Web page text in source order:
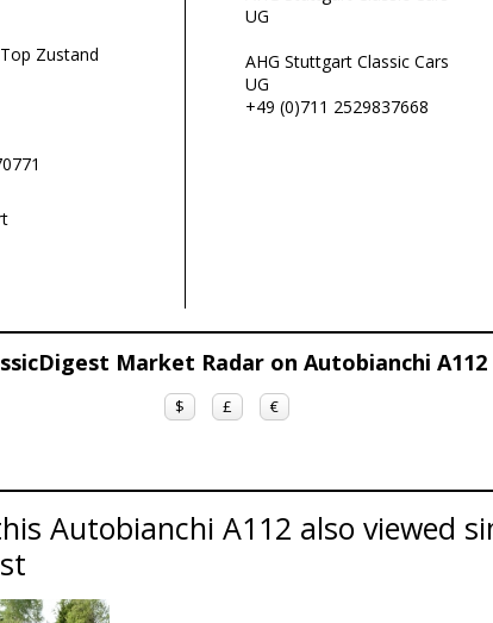
Zustand
UG
AHG Stuttgart Classic Cars
UG
+49 (0)711 2529837668
Market Radar on Autobianchi A112
$ £ €
Autobianchi A112 also viewed